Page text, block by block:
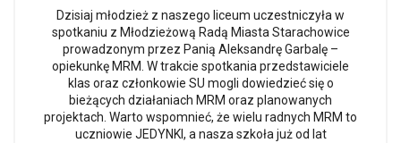
Dzisiaj młodzież z naszego liceum uczestniczyła w
spotkaniu z Młodzieżową Radą Miasta Starachowice
prowadzonym przez Panią Aleksandrę Garbalę –
opiekunkę MRM. W trakcie spotkania przedstawiciele
klas oraz członkowie SU mogli dowiedzieć się o
bieżących działaniach MRM oraz planowanych
projektach. Warto wspomnieć, że wielu radnych MRM to
uczniowie JEDYNKI, a nasza szkoła już od lat